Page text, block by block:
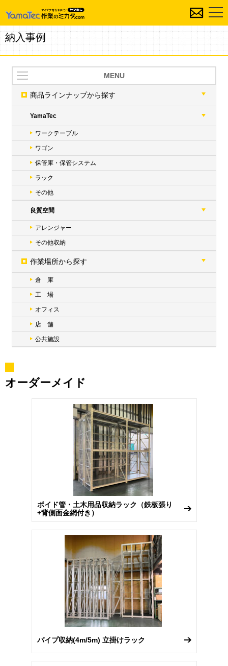
納入事例
MENU
商品ラインナップから探す
YamaTec
ワークテーブル
ワゴン
保管庫・保管システム
ラック
その他
良質空間
アレンジャー
その他収納
作業場所から探す
倉 庫
工 場
オフィス
店 舗
公共施設
オーダーメイド
ボイド管・土木用品収納ラック（鉄板張り
+背側面金網付き）
パイプ収納(4m/5m) 立掛けラック